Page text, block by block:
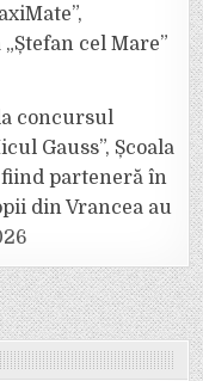
cel Mare”
concursul
Gauss”, Școala
parteneră în
din Vrancea au